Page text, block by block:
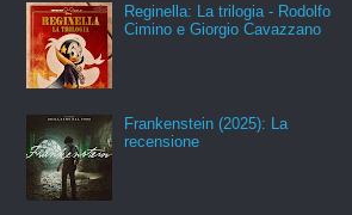
Reginella: La trilogia - Rodolfo
Cimino e Giorgio Cavazzano
Frankenstein (2025): La
recensione